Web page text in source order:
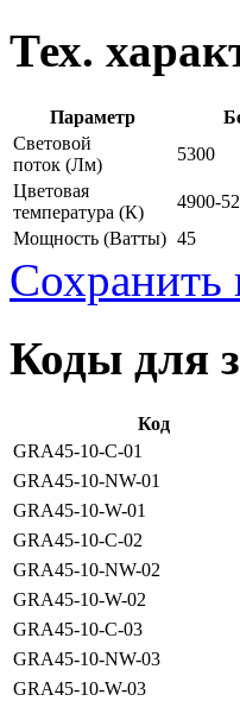
Тех.
Параметр
Световой
поток (Лм)
5300
Цветовая
температура (К)
4900-
Мощность (Ватты) 45
Сохранить
Коды для
Код
GRA45-10-C-01
GRA45-10-NW-01
GRA45-10-W-01
GRA45-10-C-02
GRA45-10-NW-02
GRA45-10-W-02
GRA45-10-C-03
GRA45-10-NW-03
GRA45-10-W-03